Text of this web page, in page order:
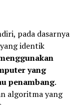
pada dasarnya
identik
yang
penambang.
algoritma yang